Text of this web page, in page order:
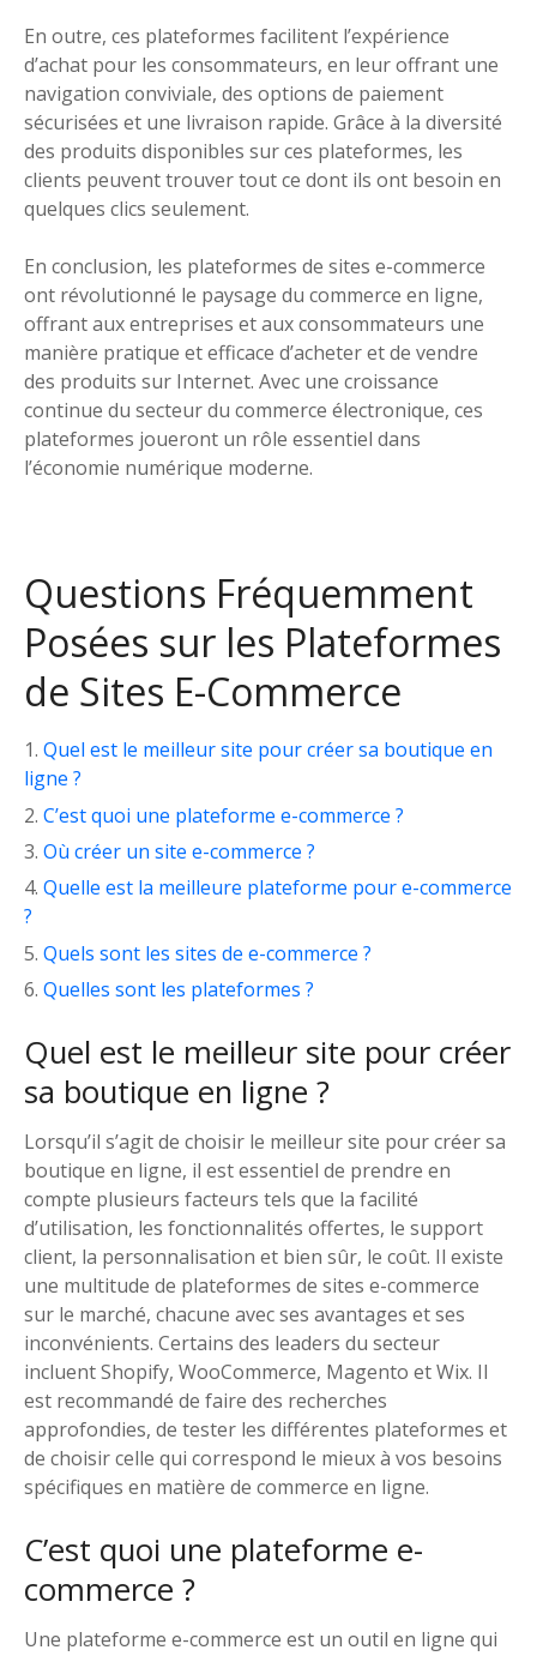
En outre, ces plateformes facilitent l’expérience
d’achat pour les consommateurs, en leur offrant une
navigation conviviale, des options de paiement
sécurisées et une livraison rapide. Grâce à la diversité
des produits disponibles sur ces plateformes, les
clients peuvent trouver tout ce dont ils ont besoin en
quelques clics seulement.
En conclusion, les plateformes de sites e-commerce
ont révolutionné le paysage du commerce en ligne,
offrant aux entreprises et aux consommateurs une
manière pratique et efficace d’acheter et de vendre
des produits sur Internet. Avec une croissance
continue du secteur du commerce électronique, ces
plateformes joueront un rôle essentiel dans
l’économie numérique moderne.
Questions Fréquemment
Posées sur les Plateformes
de Sites E-Commerce
Quel est le meilleur site pour créer sa boutique en
ligne ?
C’est quoi une plateforme e-commerce ?
Où créer un site e-commerce ?
Quelle est la meilleure plateforme pour e-commerce
?
Quels sont les sites de e-commerce ?
Quelles sont les plateformes ?
Quel est le meilleur site pour créer
sa boutique en ligne ?
Lorsqu’il s’agit de choisir le meilleur site pour créer sa
boutique en ligne, il est essentiel de prendre en
compte plusieurs facteurs tels que la facilité
d’utilisation, les fonctionnalités offertes, le support
client, la personnalisation et bien sûr, le coût. Il existe
une multitude de plateformes de sites e-commerce
sur le marché, chacune avec ses avantages et ses
inconvénients. Certains des leaders du secteur
incluent Shopify, WooCommerce, Magento et Wix. Il
est recommandé de faire des recherches
approfondies, de tester les différentes plateformes et
de choisir celle qui correspond le mieux à vos besoins
spécifiques en matière de commerce en ligne.
C’est quoi une plateforme e-
commerce ?
Une plateforme e-commerce est un outil en ligne qui